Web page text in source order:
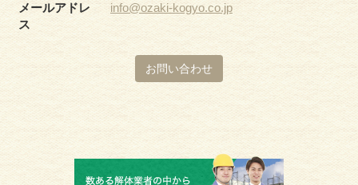
メールアドレ
ス
info@ozaki-kogyo.co.jp
お問い合わせ